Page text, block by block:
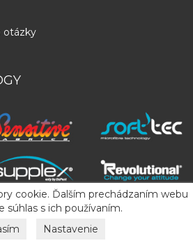
cookie. Ďalším prechádzaním webu
súhlas s ich používaním.
Nastavenie
otázky